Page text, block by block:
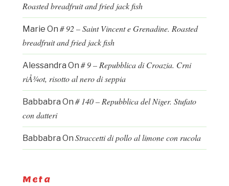
Roasted breadfruit and fried jack fish
Marie On # 92 – Saint Vincent e Grenadine. Roasted
breadfruit and fried jack fish
Alessandra On # 9 – Repubblica di Croazia. Crni
riÅ¾ot, risotto al nero di seppia
Babbabra On # 140 – Repubblica del Niger. Stufato
con datteri
Babbabra On Straccetti di pollo al limone con rucola
Meta